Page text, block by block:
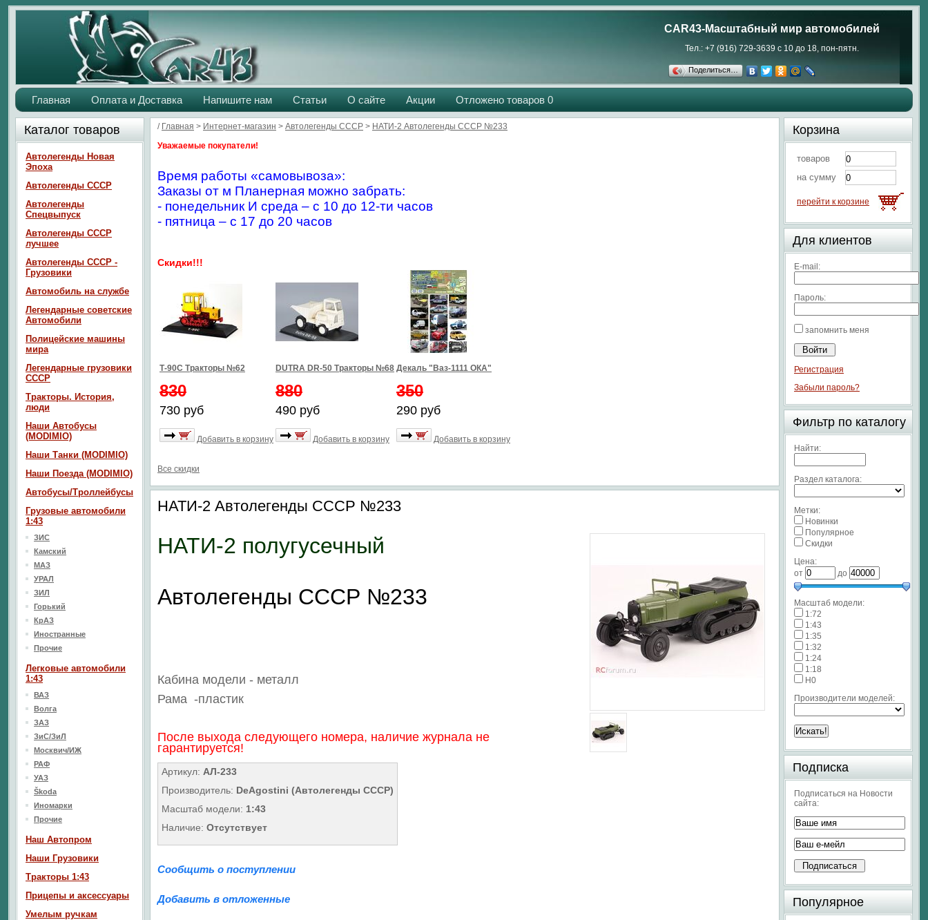
CAR43-Масштабный мир автомобилей
Тел.: +7 (916) 729-3639 с 10 до 18, пон-пятн.
Поделиться…
Главная Оплата и Доставка Напишите нам Статьи О сайте Акции Отложено товаров 0
/ Главная > Интернет-магазин > Автолегенды СССР > НАТИ-2 Автолегенды СССР №233
Уважаемые покупатели!
Время работы «самовывоза»:
Заказы от м Планерная можно забрать:
- понедельник И среда – с 10 до 12-ти часов
- пятница – с 17 до 20 часов
Скидки!!!
Т-90С Тракторы №62
830
730 руб
Добавить в корзину
DUTRA DR-50 Тракторы №68
880
490 руб
Добавить в корзину
Декаль "Ваз-1111 ОКА"
350
290 руб
Добавить в корзину
Все скидки
НАТИ-2 Автолегенды СССР №233
НАТИ-2 полугусечный
Автолегенды СССР №233
Кабина модели - металл
Рама -пластик
После выхода следующего номера, наличие журнала не
гарантируется!
Артикул: АЛ-233
Производитель: DeAgostini (Автолегенды СССР)
Масштаб модели: 1:43
Наличие: Отсутствует
Сообщить о поступлении
Добавить в отложенные
Каталог товаров
Автолегенды Новая
Эпоха
Автолегенды СССР
Автолегенды
Спецвыпуск
Автолегенды СССР
лучшее
Автолегенды СССР -
Грузовики
Автомобиль на службе
Легендарные советские
Автомобили
Полицейские машины
мира
Легендарные грузовики
СССР
Тракторы. История,
люди
Наши Автобусы
(MODIMIO)
Наши Танки (MODIMIO)
Наши Поезда (MODIMIO)
Автобусы/Троллейбусы
Грузовые автомобили
1:43
ЗИС
Камский
МАЗ
УРАЛ
ЗИЛ
Горький
КрАЗ
Иностранные
Прочие
Легковые автомобили
1:43
ВАЗ
Волга
ЗАЗ
ЗиС/ЗиЛ
Москвич/ИЖ
РАФ
УАЗ
Škoda
Иномарки
Прочие
Наш Aвтопром
Наши Грузовики
Тракторы 1:43
Прицепы и аксессуары
Умелым ручкам
Корзина
товаров
на сумму
перейти к корзине
Для клиентов
E-mail:
Пароль:
запомнить меня
Регистрация
Забыли пароль?
Фильтр по каталогу
Найти:
Раздел каталога:
Метки:
Новинки
Популярное
Скидки
Цена:
от
до
Масштаб модели:
1:72
1:43
1:35
1:32
1:24
1:18
H0
Производители моделей:
Подписка
Подписаться на Новости
сайта:
Популярное